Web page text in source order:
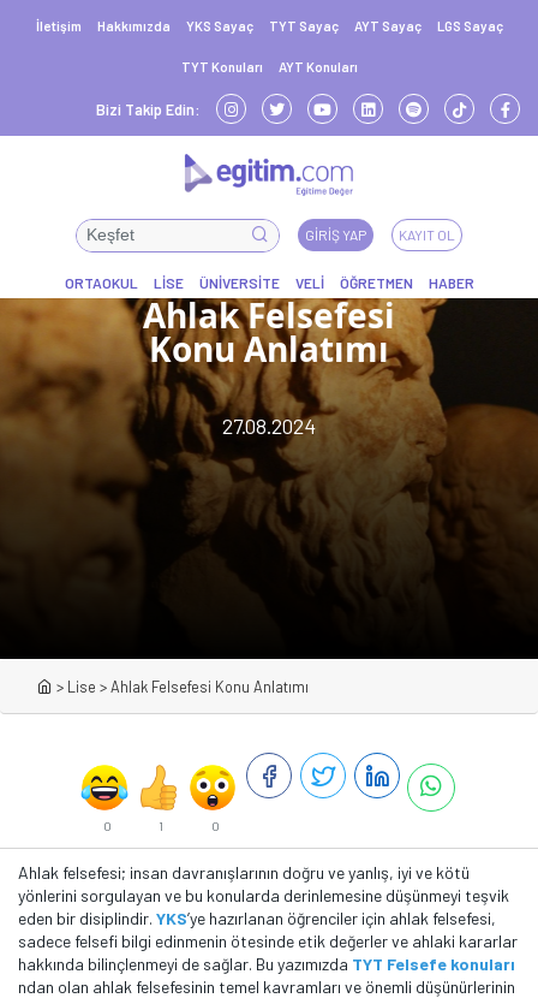
İletişim Hakkımızda YKS Sayaç TYT Sayaç AYT Sayaç LGS Sayaç
TYT Konuları AYT Konuları
Bizi Takip Edin:
GIRIŞ YAP KAYIT OL
Ahlak Felsefesi
Konu Anlatımı
27.08.2024
> Lise >Ahlak Felsefesi Konu Anlatımı
0 1 0
Ahlak felsefesi; insan davranışlarının doğru ve yanlış, iyi ve kötü
yönlerini sorgulayan ve bu konularda derinlemesine düşünmeyi teşvik
eden bir disiplindir. YKS’ye hazırlanan öğrenciler için ahlak felsefesi,
sadece felsefi bilgi edinmenin ötesinde etik değerler ve ahlaki kararlar
hakkında bilinçlenmeyi de sağlar. Bu yazımızda TYT Felsefe konuları
ndan olan ahlak felsefesinin temel kavramları ve önemli düşünürlerinin